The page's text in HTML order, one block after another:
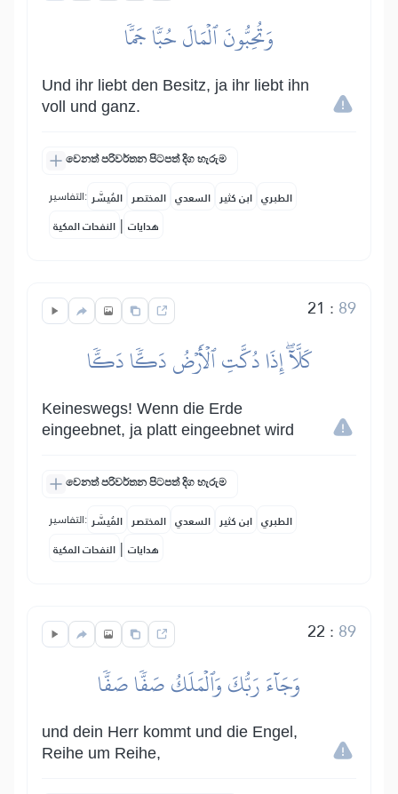
وَتُحِبُّونَ ٱلۡمَالَ حُبّٗا جَمّٗا
Und ihr liebt den Besitz, ja ihr liebt ihn
voll und ganz.
වෙනත් පරිවර්තන පිටපත් දිග හැරුම
التفاسير: المُيسَّر المختصر السعدي ابن كثير الطبري
النفحات المكية | هدايات
21 : 89
كَلَّآۖ إِذَا دُكَّتِ ٱلۡأَرۡضُ دَكّٗا دَكّٗا
Keineswegs! Wenn die Erde
eingeebnet, ja platt eingeebnet wird
වෙනත් පරිවර්තන පිටපත් දිග හැරුම
التفاسير: المُيسَّر المختصر السعدي ابن كثير الطبري
النفحات المكية | هدايات
22 : 89
وَجَآءَ رَبُّكَ وَٱلۡمَلَكُ صَفّٗا صَفّٗا
und dein Herr kommt und die Engel,
Reihe um Reihe,